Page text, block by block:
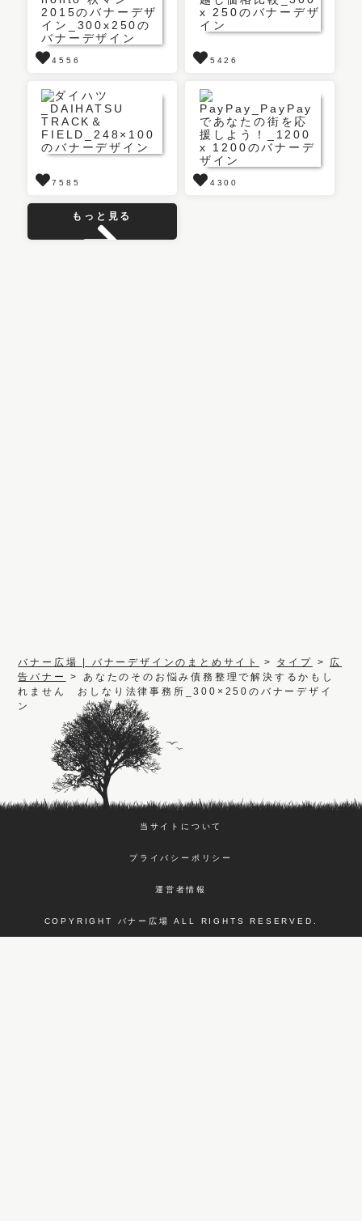
4556 5426
7585 4300
もっと見る
バナー広場 | バナーデザインのまとめサイト > タイプ > 広
告バナー
>あなたのそのお悩み債務整理で解決するかもし
れません おしなり法律事務所_300×250のバナーデザイ
ン
当サイトについて
プライバシーポリシー
運営者情報
COPYRIGHT バナー広場 ALL RIGHTS RESERVED.